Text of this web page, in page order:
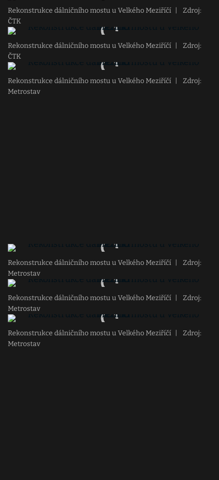
Rekonstrukce dálničního mostu u Velkého Meziříčí
Zdroj:
ČTK
Rekonstrukce dálničního mostu u Velkého Meziříčí
Zdroj:
ČTK
Rekonstrukce dálničního mostu u Velkého Meziříčí
Zdroj:
Metrostav
Rekonstrukce dálničního mostu u Velkého Meziříčí
Zdroj:
Metrostav
Rekonstrukce dálničního mostu u Velkého Meziříčí
Zdroj:
Metrostav
Rekonstrukce dálničního mostu u Velkého Meziříčí
Zdroj:
Metrostav